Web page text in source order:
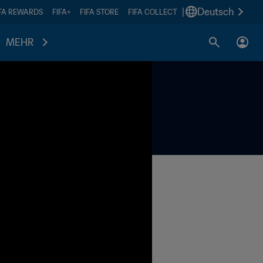
REWARDS FIFA+ FIFA STORE FIFA COLLECT Deutsch
MEHR